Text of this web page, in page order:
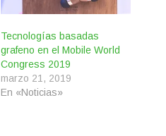
Tecnologías basadas
grafeno en el Mobile World
Congress 2019
marzo 21, 2019
En «Noticias»